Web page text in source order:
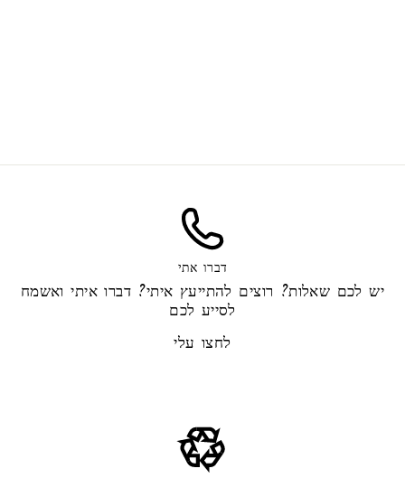
דברו אתי
יש לכם שאלות? רוצים להתייעץ איתי? דברו איתי ואשמח
לסייע לכם
לחצו עלי